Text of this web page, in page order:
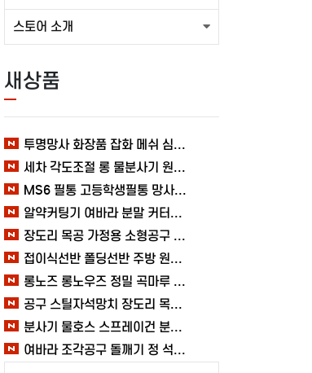
스토어 소개
새상품
투명망사 화장품 잡화 메쉬 심플 여바라 필통파우치
세차 각도조절 롱 물분사기 원예 여바라 스프레이건 분사기
MS6 필통 고등학생필통 망사 여바라 투명 다용도 메쉬 파우치
알약커팅기 여바라 분말 커터기 절단기 분쇄기 보관함 알약가위
장도리 목공 가정용 소형공구 캠핑 손망치 휴대용 미니망치 여바라
접이식선반 폴딩선반 주방 원터치 여바라 4단, 이동식 베란다 팬트리 72x34x126.5cm, 수납 블랙
롱노즈 롱노우즈 정밀 곡마루 공구용품 작업 케이블 조립 여바라 공예 전선
공구 스틸자석망치 장도리 목공 쇠망치 캠핑 목수 가정용 빠루 여바라
분사기 물호스 스프레이건 분사건 청소 베란다 대형 원예용 수도 욕실 여바라
여바라 조각공구 돌깨기 정 석공 250x16mm 조각정 송곳형 손보호